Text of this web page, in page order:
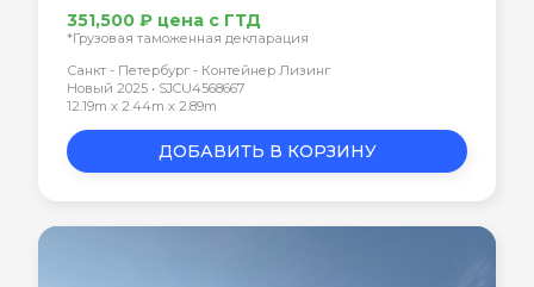
351,500 ₽ цена с ГТД
*Грузовая таможенная декларация
Санкт - Петербург - Контейнер Лизинг
Новый 2025 • SJCU4568667
12.19m x 2.44m x 2.89m
ДОБАВИТЬ В КОРЗИНУ